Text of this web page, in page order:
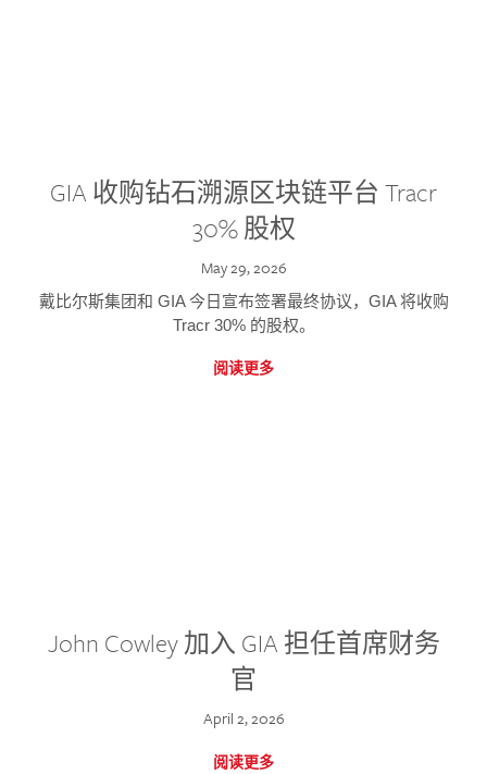
GIA 收购钻石溯源区块链平台 Tracr
30% 股权
May 29, 2026
戴比尔斯集团和 GIA 今日宣布签署最终协议，GIA 将收购
Tracr 30% 的股权。
阅读更多
John Cowley 加入 GIA 担任首席财务
官
April 2, 2026
阅读更多